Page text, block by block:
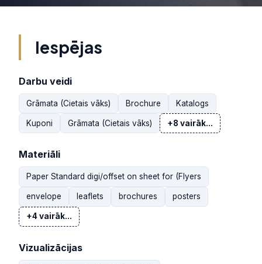
Iespējas
Darbu veidi
Grāmata (Cietais vāks) Brochure Katalogs
Kuponi Grāmata (Cietais vāks) +8 vairāk...
Materiāli
Paper Standard digi/offset on sheet for (Flyers
envelope leaflets brochures posters
+4 vairāk...
Vizualizācijas